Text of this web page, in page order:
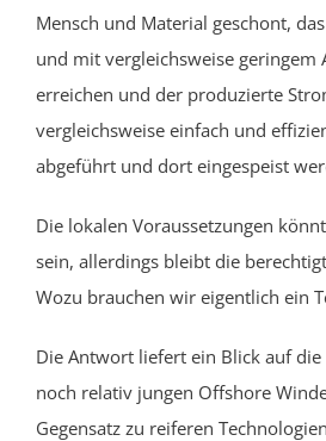
Mensch und Material geschont,
und mit vergleichsweise geringem
erreichen und der produzierte
vergleichsweise einfach und
abgeführt und dort eingespeist
Die lokalen Voraussetzungen
sein, allerdings bleibt die
Wozu brauchen wir eigentlich ein
Die Antwort liefert ein Blick auf die
noch relativ jungen Offshore
Gegensatz zu reiferen